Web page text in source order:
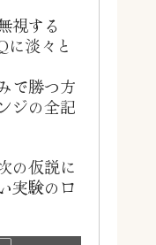
視する
に淡々と
で勝つ方
ジの全記
の仮説に
実験のロ